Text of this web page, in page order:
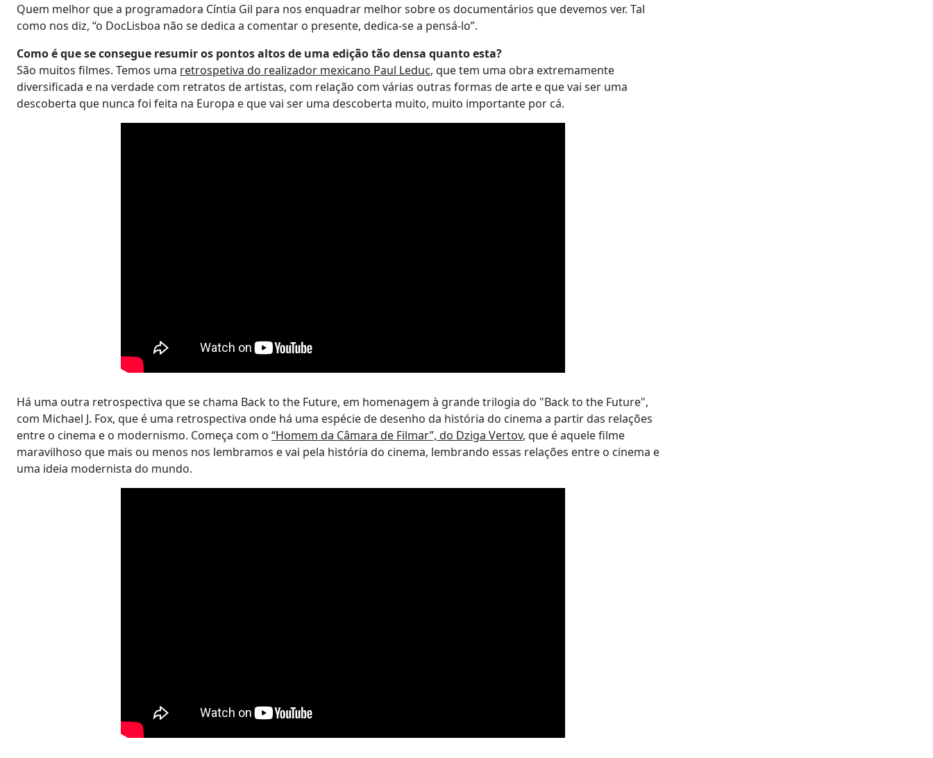
Quem melhor que a programadora Cíntia Gil para nos enquadrar melhor sobre os documentários que devemos ver. Tal
como nos diz, “o DocLisboa não se dedica a comentar o presente, dedica-se a pensá-lo”.
Como é que se consegue resumir os pontos altos de uma edição tão densa quanto esta?
São muitos filmes. Temos uma retrospetiva do realizador mexicano Paul Leduc, que tem uma obra extremamente
diversificada e na verdade com retratos de artistas, com relação com várias outras formas de arte e que vai ser uma
descoberta que nunca foi feita na Europa e que vai ser uma descoberta muito, muito importante por cá.
Há uma outra retrospectiva que se chama Back to the Future, em homenagem à grande trilogia do "Back to the Future",
com Michael J. Fox, que é uma retrospectiva onde há uma espécie de desenho da história do cinema a partir das relações
entre o cinema e o modernismo. Começa com o “Homem da Câmara de Filmar”, do Dziga Vertov, que é aquele filme
maravilhoso que mais ou menos nos lembramos e vai pela história do cinema, lembrando essas relações entre o cinema e
uma ideia modernista do mundo.